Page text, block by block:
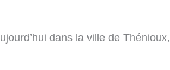
dans la ville de Thénioux,